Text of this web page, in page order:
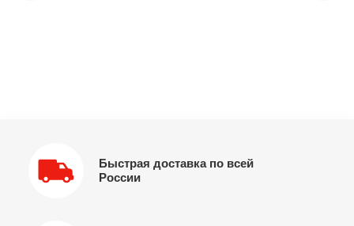
Быстрая доставка по всей
России